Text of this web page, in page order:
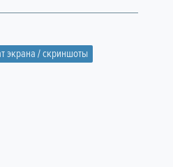
экрана / скриншоты